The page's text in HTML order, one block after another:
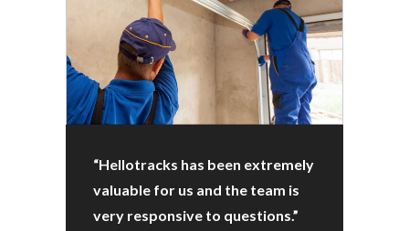
“Hellotracks has been extremely
valuable for us and the team is
very responsive to questions.”